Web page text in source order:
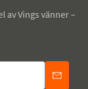
av Vings vänner –